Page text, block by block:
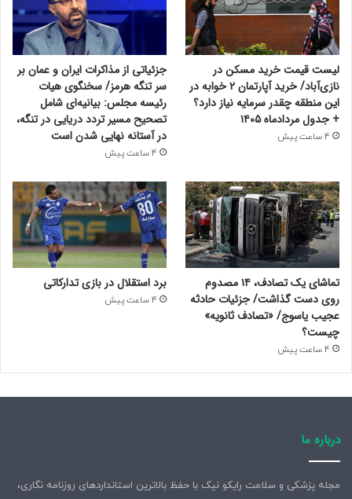
لیست قیمت خرید مسکن در
نازی‌آباد/ خرید آپارتمان ۲ خوابه در
این منطقه چقدر سرمایه نیاز دارد؟
+ جدول مردادماه ۱۴۰۵
4 ساعت پیش
جزئیاتی از مذاکرات ایران و عمان بر
سر تنگه هرمز/ سخنگوی هیات
رئیسه مجلس: بیانیه‌ای شامل
تصحیح مسیر تردد دریایی در تنگه،
در آستانه نهایی شدن است
4 ساعت پیش
تماشای یک تصادف، ۱۴ مصدوم
روی دست گذاشت/ جزئیات حادثه
عجیب یاسوج/ «تصادف ثانویه»
چیست؟
4 ساعت پیش
برد استقلال در بازی تدارکاتی
4 ساعت پیش
درباره ما
مجله پزشکی و سلامت رایکو نیک با حفظ بالاترین استانداردهای روزنامه نگاری،